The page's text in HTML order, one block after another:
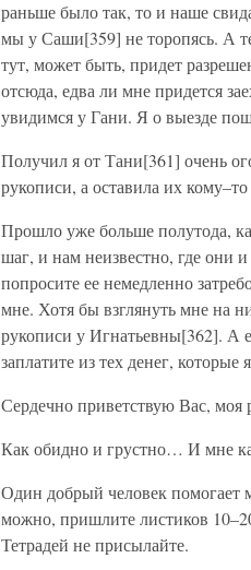
раньше было так, то и наше
мы у Саши[359] не торопясь. А
тут, может быть, придет
отсюда, едва ли мне придется
увидимся у Гани. Я о выезде
Получил я от Тани[361] очень
рукописи, а оставила их
Прошло уже больше полутода,
шаг, и нам неизвестно, где они
попросите ее немедленно
мне. Хотя бы взглянуть мне на
рукописи у Игнатьевны[362]. А
заплатите из тех денег, которые
Сердечно приветствую Вас,
Как обидно и грустно… И мне
Один добрый человек помогает
можно, пришлите листиков
Тетрадей не присылайте.